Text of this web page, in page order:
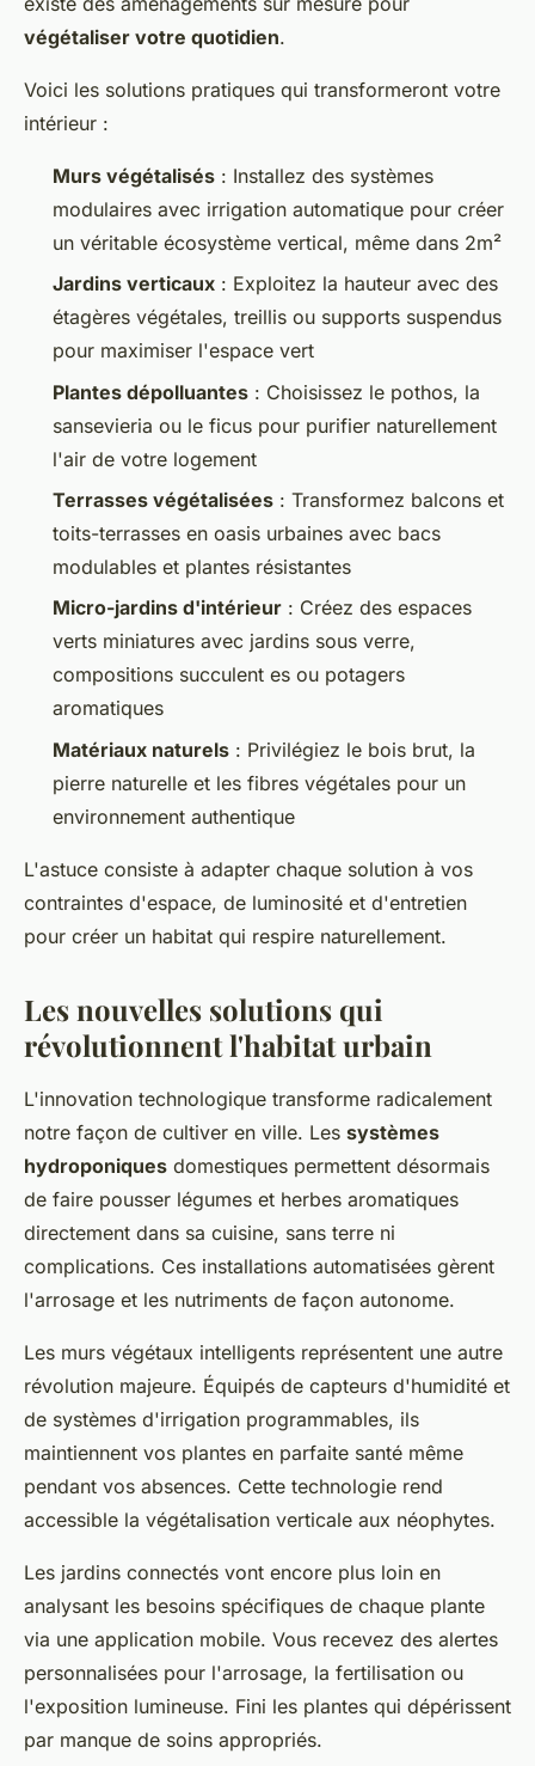
végétaliser votre quotidien.
Voici les solutions pratiques qui transformeront votre
intérieur :
Murs végétalisés : Installez des systèmes
modulaires avec irrigation automatique pour créer
un véritable écosystème vertical, même dans 2m²
Jardins verticaux : Exploitez la hauteur avec des
étagères végétales, treillis ou supports suspendus
pour maximiser l'espace vert
Plantes dépolluantes : Choisissez le pothos, la
sansevieria ou le ficus pour purifier naturellement
l'air de votre logement
Terrasses végétalisées : Transformez balcons et
toits-terrasses en oasis urbaines avec bacs
modulables et plantes résistantes
Micro-jardins d'intérieur : Créez des espaces
verts miniatures avec jardins sous verre,
compositions succulent es ou potagers
aromatiques
Matériaux naturels : Privilégiez le bois brut, la
pierre naturelle et les fibres végétales pour un
environnement authentique
L'astuce consiste à adapter chaque solution à vos
contraintes d'espace, de luminosité et d'entretien
pour créer un habitat qui respire naturellement.
Les nouvelles solutions qui
révolutionnent l'habitat urbain
L'innovation technologique transforme radicalement
notre façon de cultiver en ville. Les systèmes
hydroponiques domestiques permettent désormais
de faire pousser légumes et herbes aromatiques
directement dans sa cuisine, sans terre ni
complications. Ces installations automatisées gèrent
l'arrosage et les nutriments de façon autonome.
Les murs végétaux intelligents représentent une autre
révolution majeure. Équipés de capteurs d'humidité et
de systèmes d'irrigation programmables, ils
maintiennent vos plantes en parfaite santé même
pendant vos absences. Cette technologie rend
accessible la végétalisation verticale aux néophytes.
Les jardins connectés vont encore plus loin en
analysant les besoins spécifiques de chaque plante
via une application mobile. Vous recevez des alertes
personnalisées pour l'arrosage, la fertilisation ou
l'exposition lumineuse. Fini les plantes qui dépérissent
par manque de soins appropriés.